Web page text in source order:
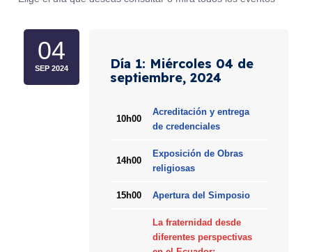
04
SEP 2024
Día 1: Miércoles 04 de
septiembre, 2024
10h00
Acreditación y entrega
de credenciales
14h00
Exposición de Obras
religiosas
15h00 Apertura del Simposio
La fraternidad desde
diferentes perspectivas